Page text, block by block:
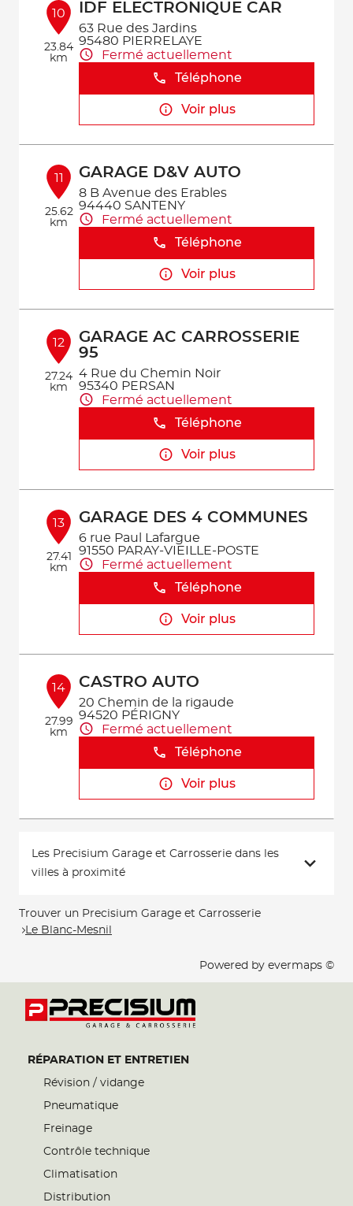
10
23.84
km
IDF ELECTRONIQUE CAR
63 Rue des Jardins
95480 PIERRELAYE
Fermé actuellement
Téléphone
Voir plus
11
25.62
km
GARAGE D&V AUTO
8 B Avenue des Erables
94440 SANTENY
Fermé actuellement
Téléphone
Voir plus
12
27.24
km
GARAGE AC CARROSSERIE
95
4 Rue du Chemin Noir
95340 PERSAN
Fermé actuellement
Téléphone
Voir plus
13
27.41
km
GARAGE DES 4 COMMUNES
6 rue Paul Lafargue
91550 PARAY-VIEILLE-POSTE
Fermé actuellement
Téléphone
Voir plus
14
27.99
km
CASTRO AUTO
20 Chemin de la rigaude
94520 PÉRIGNY
Fermé actuellement
Téléphone
Voir plus
Les Precisium Garage et Carrosserie dans les
villes à proximité
Trouver un Precisium Garage et Carrosserie
Le Blanc-Mesnil
Powered by evermaps ©
RÉPARATION ET ENTRETIEN
Révision / vidange
Pneumatique
Freinage
Contrôle technique
Climatisation
Distribution